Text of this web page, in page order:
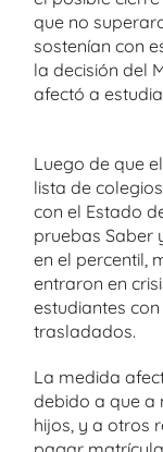
que no
sostenían con
la decisión del
afectó a
Luego de que
lista de
con el Estado
pruebas Saber
en el percentil,
entraron en
estudiantes
trasladados.
La medida
debido a que a
hijos, y a otros